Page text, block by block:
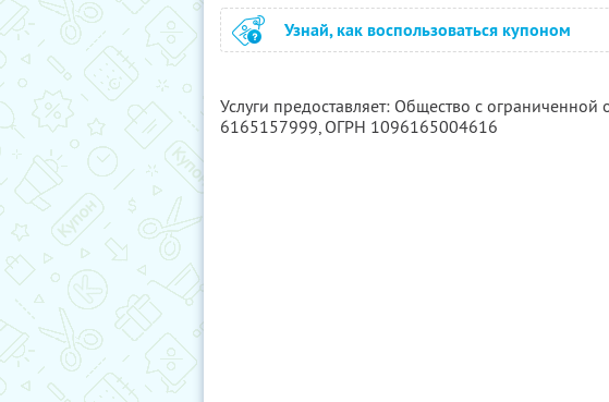
Узнай, как воспользоваться купоном
Услуги предоставляет: Общество с ограниченной
6165157999, ОГРН 1096165004616